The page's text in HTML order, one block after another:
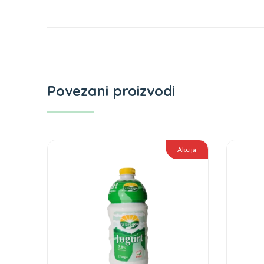
Povezani proizvodi
Akcija